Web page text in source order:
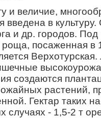
и величие,
введена в
и др. городов.
роща, посаженная
создаются
растений,
Гектар таких
случаях - 1,5-2 т